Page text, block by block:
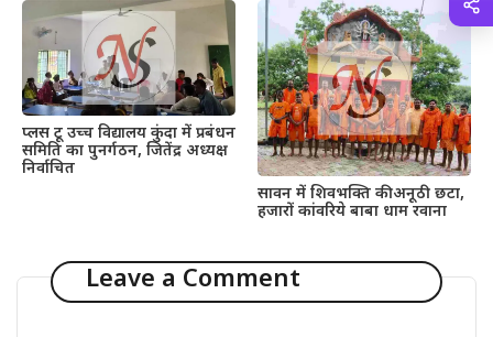
प्लस टू उच्च विद्यालय कुंदा में प्रबंधन
समिति का पुनर्गठन, जितेंद्र अध्यक्ष
निर्वाचित
सावन में शिवभक्ति की अनूठी छटा,
हजारों कांवरिये बाबा धाम रवाना
Leave a Comment